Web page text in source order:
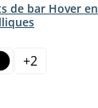
de bar Hover en
+2